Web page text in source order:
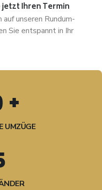
jetzt Ihren Termin
auf unseren Rundum-
Sie entspannt in Ihr
+
UMZÜGE